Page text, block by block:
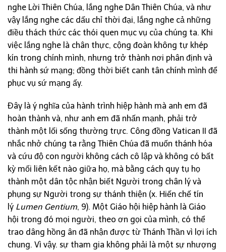
nghe Lời Thiên Chúa, lắng nghe Dân Thiên Chúa, và như
vậy lắng nghe các dấu chỉ thời đại, lắng nghe cả những
điều thách thức các thói quen mục vụ của chúng ta. Khi
việc lắng nghe là chân thực, cộng đoàn không tự khép
kín trong chính mình, nhưng trở thành nơi phân định và
thi hành sứ mạng; đồng thời biết canh tân chính mình để
phục vụ sứ mạng ấy.
Đây là ý nghĩa của hành trình hiệp hành mà anh em đã
hoàn thành và, như anh em đã nhấn mạnh, phải trở
thành một lối sống thường trực. Công đồng Vatican II đã
nhắc nhở chúng ta rằng Thiên Chúa đã muốn thánh hóa
và cứu độ con người không cách cô lập và không có bất
kỳ mối liên kết nào giữa họ, mà bằng cách quy tụ họ
thành một dân tộc nhận biết Người trong chân lý và
phụng sự Người trong sự thánh thiện (x. Hiến chế tín
lý Lumen Gentium, 9). Một Giáo hội hiệp hành là Giáo
hội trong đó mọi người, theo ơn gọi của mình, có thể
trao dâng hồng ân đã nhận được từ Thánh Thần vì lợi ích
chung. Vì vậy. sự tham gia không phải là một sự nhượng